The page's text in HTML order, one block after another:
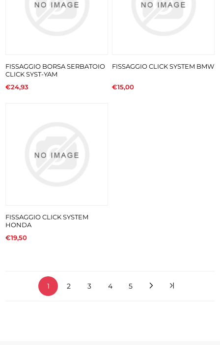
FISSAGGIO BORSA SERBATOIO
CLICK SYST-YAM
€24,93
FISSAGGIO CLICK SYSTEM BMW
€15,00
FISSAGGIO CLICK SYSTEM
HONDA
€19,50
1 2 3 4 5